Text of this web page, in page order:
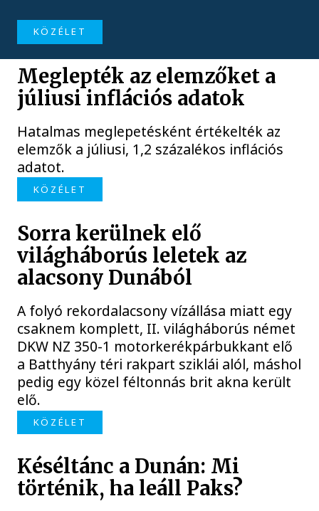
KÖZÉLET
Meglepték az elemzőket a
júliusi inflációs adatok
Hatalmas meglepetésként értékelték az
elemzők a júliusi, 1,2 százalékos inflációs
adatot.
KÖZÉLET
Sorra kerülnek elő
világháborús leletek az
alacsony Dunából
A folyó rekordalacsony vízállása miatt egy
csaknem komplett, II. világháborús német
DKW NZ 350-1 motorkerékpárbukkant elő
a Batthyány téri rakpart sziklái alól, máshol
pedig egy közel féltonnás brit akna került
elő.
KÖZÉLET
Késéltánc a Dunán: Mi
történik, ha leáll Paks?